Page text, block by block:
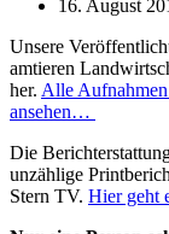
16. August
Unsere
amtieren
her. Alle
ansehen…
Die
unzählige
Stern TV. Hier geht